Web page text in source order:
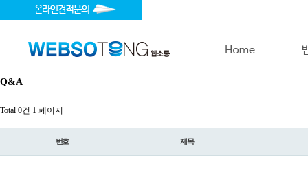
Q&A
Total 0건 1 페이지
번호 제목